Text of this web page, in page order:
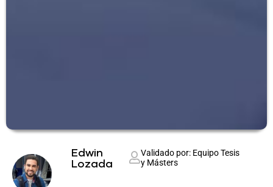
Edwin
Lozada
Validado por: Equipo Tesis
y Másters